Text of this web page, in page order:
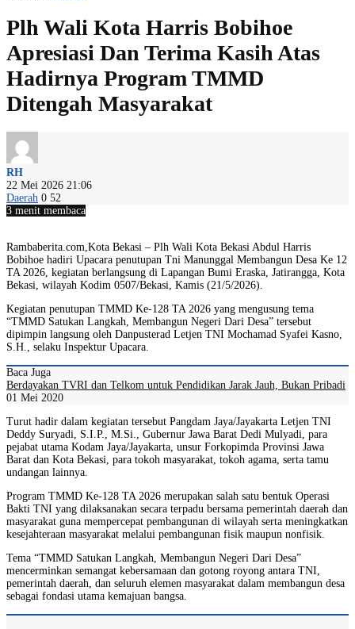
Plh Wali Kota Harris Bobihoe
Apresiasi Dan Terima Kasih Atas
Hadirnya Program TMMD
Ditengah Masyarakat
RH
22 Mei 2026 21:06
Daerah 0 52
3 menit membaca
Rambaberita.com,Kota Bekasi – Plh Wali Kota Bekasi Abdul Harris
Bobihoe hadiri Upacara penutupan Tni Manunggal Membangun Desa Ke 12
TA 2026, kegiatan berlangsung di Lapangan Bumi Eraska, Jatirangga, Kota
Bekasi, wilayah Kodim 0507/Bekasi, Kamis (21/5/2026).
Kegiatan penutupan TMMD Ke-128 TA 2026 yang mengusung tema
“TMMD Satukan Langkah, Membangun Negeri Dari Desa” tersebut
dipimpin langsung oleh Danpusterad Letjen TNI Mochamad Syafei Kasno,
S.H., selaku Inspektur Upacara.
Baca Juga
Berdayakan TVRI dan Telkom untuk Pendidikan Jarak Jauh, Bukan Pribadi
01 Mei 2020
Turut hadir dalam kegiatan tersebut Pangdam Jaya/Jayakarta Letjen TNI
Deddy Suryadi, S.I.P., M.Si., Gubernur Jawa Barat Dedi Mulyadi, para
pejabat utama Kodam Jaya/Jayakarta, unsur Forkopimda Provinsi Jawa
Barat dan Kota Bekasi, para tokoh masyarakat, tokoh agama, serta tamu
undangan lainnya.
Program TMMD Ke-128 TA 2026 merupakan salah satu bentuk Operasi
Bakti TNI yang dilaksanakan secara terpadu bersama pemerintah daerah dan
masyarakat guna mempercepat pembangunan di wilayah serta meningkatkan
kesejahteraan masyarakat melalui pembangunan fisik maupun nonfisik.
Tema “TMMD Satukan Langkah, Membangun Negeri Dari Desa”
mencerminkan semangat kebersamaan dan gotong royong antara TNI,
pemerintah daerah, dan seluruh elemen masyarakat dalam membangun desa
sebagai fondasi utama kemajuan bangsa.